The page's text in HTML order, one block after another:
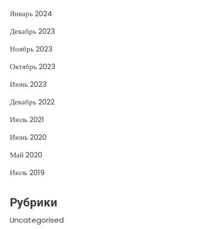
Январь 2024
Декабрь 2023
Ноябрь 2023
Октябрь 2023
Июнь 2023
Декабрь 2022
Июль 2021
Июнь 2020
Май 2020
Июль 2019
Рубрики
Uncategorised